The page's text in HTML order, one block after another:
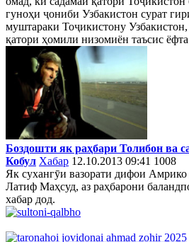
гуноҳи ҷониби Узбакистон сурат
муштараки Тоҷикистону
қатори ҳомили низомиён таъсис ёфта
Боздошти як раҳбари Толибон ва
Кобул Хабар 12.10.2013 09:41 1008
Як сухангӯи вазорати дифои Амрико
Латиф Маҳсуд, аз раҳбарони
хабар дод.